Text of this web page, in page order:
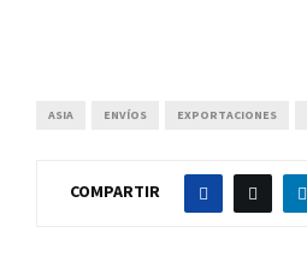
ASIA ENVÍOS EXPORTACIONES
COMPARTIR